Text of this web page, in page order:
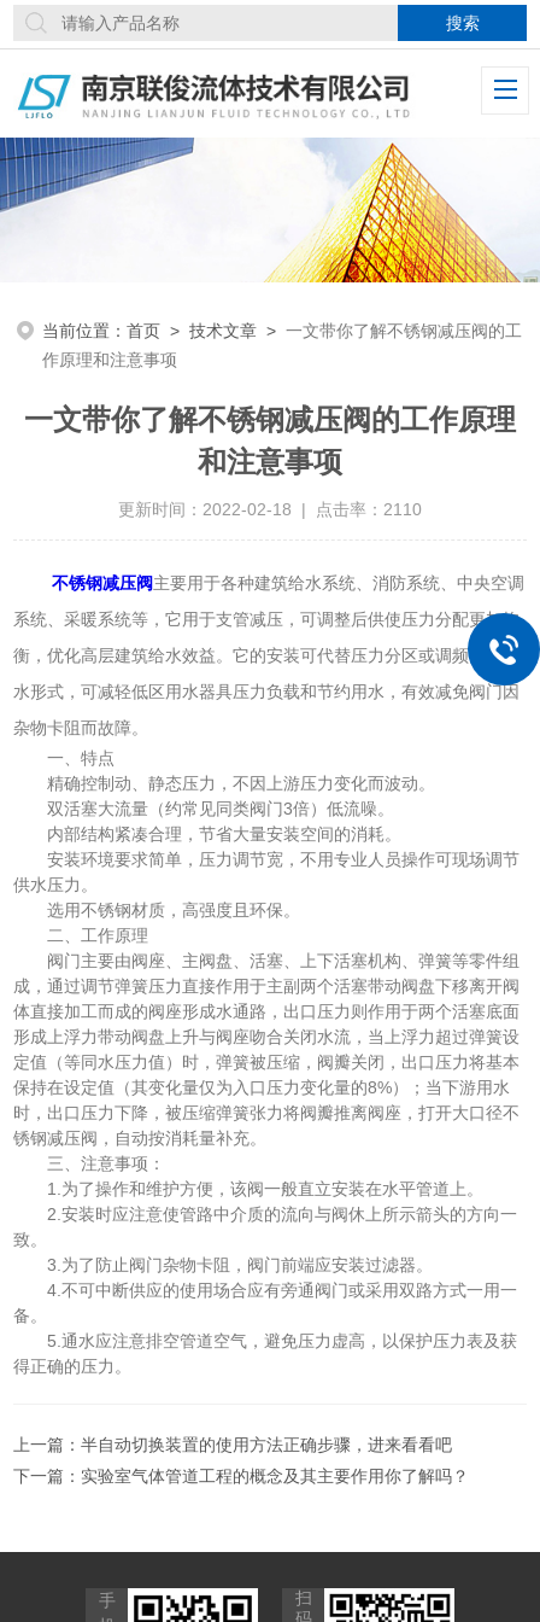
当前位置：首页 >技术文章 >一文带你了解不锈钢减压阀的工
作原理和注意事项
一文带你了解不锈钢减压阀的工作原理
和注意事项
更新时间：2022-02-18 | 点击率：2110
不锈钢减压阀主要用于各种建筑给水系统、消防系统、中央空调
系统、采暖系统等，它用于支管减压，可调整后供使压力分配更加均
衡，优化高层建筑给水效益。它的安装可代替压力分区或调频变速供
水形式，可减轻低区用水器具压力负载和节约用水，有效减免阀门因
杂物卡阻而故障。
一、特点
精确控制动、静态压力，不因上游压力变化而波动。
双活塞大流量（约常见同类阀门3倍）低流噪。
内部结构紧凑合理，节省大量安装空间的消耗。
安装环境要求简单，压力调节宽，不用专业人员操作可现场调节
供水压力。
选用不锈钢材质，高强度且环保。
二、工作原理
阀门主要由阀座、主阀盘、活塞、上下活塞机构、弹簧等零件组
成，通过调节弹簧压力直接作用于主副两个活塞带动阀盘下移离开阀
体直接加工而成的阀座形成水通路，出口压力则作用于两个活塞底面
形成上浮力带动阀盘上升与阀座吻合关闭水流，当上浮力超过弹簧设
定值（等同水压力值）时，弹簧被压缩，阀瓣关闭，出口压力将基本
保持在设定值（其变化量仅为入口压力变化量的8%）；当下游用水
时，出口压力下降，被压缩弹簧张力将阀瓣推离阀座，打开大口径不
锈钢减压阀，自动按消耗量补充。
三、注意事项：
1.为了操作和维护方便，该阀一般直立安装在水平管道上。
2.安装时应注意使管路中介质的流向与阀休上所示箭头的方向一
致。
3.为了防止阀门杂物卡阻，阀门前端应安装过滤器。
4.不可中断供应的使用场合应有旁通阀门或采用双路方式一用一
备。
5.通水应注意排空管道空气，避免压力虚高，以保护压力表及获
得正确的压力。
上一篇：半自动切换装置的使用方法正确步骤，进来看看吧
下一篇： 实验室气体管道工程的概念及其主要作用你了解吗？
手
扫